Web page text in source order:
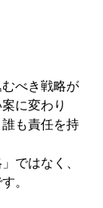
べき戦略が
に変わり
も責任を持
ではなく、
。